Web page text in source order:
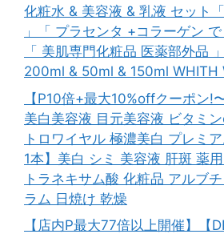
化粧水 & 美容液 & 乳液 セット
」「 プラセンタ +コラーゲン で
「 美肌専門化粧品 医薬部外品
200ml & 50ml & 150ml WHITH
【P10倍+最大10%offクーポン!
美白美容液 目元美容液 ビタミ
トロワイヤル 極濃美白 プレミ
1本】美白 シミ 美容液 肝斑 薬
トラネキサム酸 化粧品 アルブ
ラム 日焼け 乾燥
【店内P最大77倍以上開催】【